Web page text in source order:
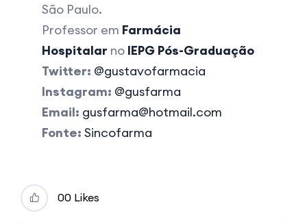
São Paulo.
Professor em Farmácia
Hospitalar no IEPG Pós-Graduação
Twitter: @gustavofarmacia
Instagram: @gusfarma
Email: gusfarma@hotmail.com
Fonte:Sincofarma
00 Likes